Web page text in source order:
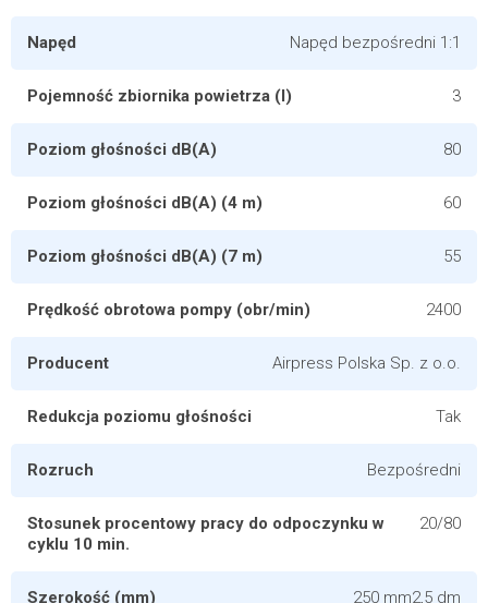
Napęd Napęd bezpośredni 1:1
Pojemność zbiornika powietrza (l) 3
Poziom głośności dB(A) 80
Poziom głośności dB(A) (4 m) 60
Poziom głośności dB(A) (7 m) 55
Prędkość obrotowa pompy (obr/min) 2400
Producent Airpress Polska Sp. z o.o.
Redukcja poziomu głośności Tak
Rozruch Bezpośredni
Stosunek procentowy pracy do odpoczynku w
cyklu 10 min.
20/80
Szerokość (mm) 250 mm2,5 dm